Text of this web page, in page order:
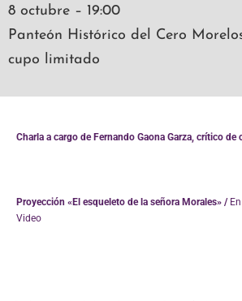
8 octubre – 19:00
Panteón Histórico del Cero
cupo limitado
Charla a cargo de Fernando Gaona Garza, crítico de
Proyección «El esqueleto de la señora Morales» /
Video